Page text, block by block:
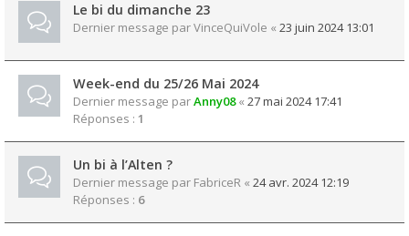
Le bi du dimanche 23
Dernier message parVinceQuiVole « 23 juin 2024 13:01
Week-end du 25/26 Mai 2024
Dernier message parAnny08« 27 mai 2024 17:41
Réponses : 1
Un bi à l’Alten ?
Dernier message par FabriceR « 24 avr. 2024 12:19
Réponses : 6